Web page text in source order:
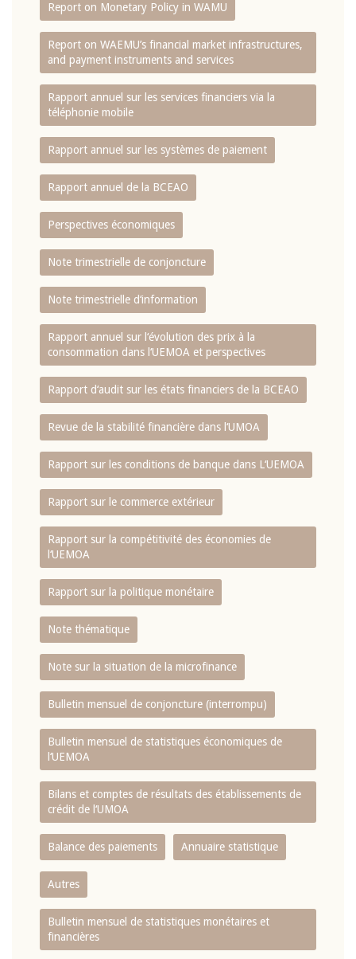
Report on Monetary Policy in WAMU
Report on WAEMU’s financial market infrastructures,
and payment instruments and services
Rapport annuel sur les services financiers via la
téléphonie mobile
Rapport annuel sur les systèmes de paiement
Rapport annuel de la BCEAO
Perspectives économiques
Note trimestrielle de conjoncture
Note trimestrielle d‘information
Rapport annuel sur l‘évolution des prix à la
consommation dans l‘UEMOA et perspectives
Rapport d‘audit sur les états financiers de la BCEAO
Revue de la stabilité financière dans l‘UMOA
Rapport sur les conditions de banque dans L‘UEMOA
Rapport sur le commerce extérieur
Rapport sur la compétitivité des économies de
l‘UEMOA
Rapport sur la politique monétaire
Note thématique
Note sur la situation de la microfinance
Bulletin mensuel de conjoncture (interrompu)
Bulletin mensuel de statistiques économiques de
l‘UEMOA
Bilans et comptes de résultats des établissements de
crédit de l‘UMOA
Balance des paiements Annuaire statistique
Autres
Bulletin mensuel de statistiques monétaires et
financières